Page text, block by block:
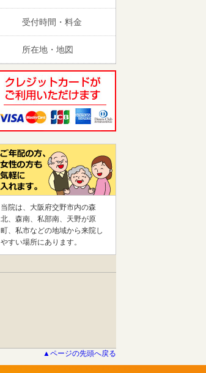
受付時間・料金
所在地・地図
当院は、大阪府交野市内の森
北、森南、私部南、天野が原
町、私市などの地域から来院し
やすい場所にあります。
▲ページの先頭へ戻る